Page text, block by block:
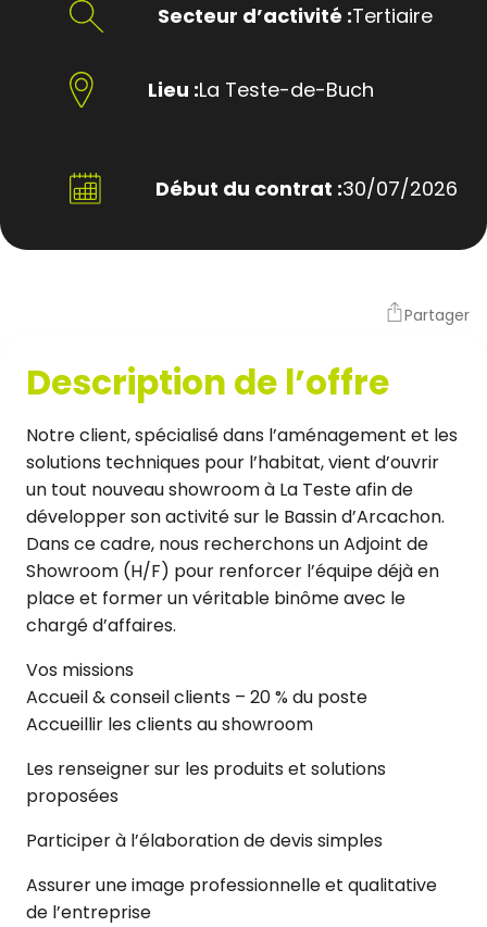
Secteur d’activité :Tertiaire
Lieu :La Teste-de-Buch
Début du contrat :30/07/2026
Partager
Description de l’offre
Notre client, spécialisé dans l’aménagement et les
solutions techniques pour l’habitat, vient d’ouvrir
un tout nouveau showroom à La Teste afin de
développer son activité sur le Bassin d’Arcachon.
Dans ce cadre, nous recherchons un Adjoint de
Showroom (H/F) pour renforcer l’équipe déjà en
place et former un véritable binôme avec le
chargé d’affaires.
Vos missions
Accueil & conseil clients – 20 % du poste
Accueillir les clients au showroom
Les renseigner sur les produits et solutions
proposées
Participer à l’élaboration de devis simples
Assurer une image professionnelle et qualitative
de l’entreprise